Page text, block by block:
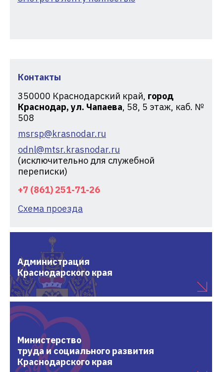
Контакты
350000 Краснодарский край, город
Краснодар, ул. Чапаева, 58, 5 этаж, каб. №
508
msrsp@krasnodar.ru
odnl@mtsr.krasnodar.ru
(исключительно для служебной
переписки)
+7 (861) 251-71-26
Схема проезда
Администрация
Краснодарского края
Министерство
труда и социального развития
Краснодарского края